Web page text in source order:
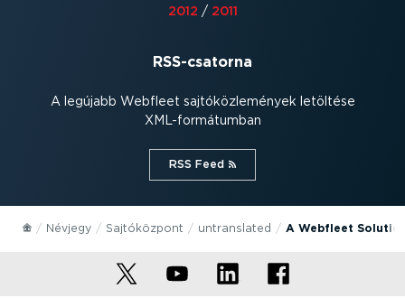
2012 / 2011
RSS-csa­torna
A legújabb Webfleet sajtó­köz­le­mények letöltése
XML-for­má­tumban
RSS Feed⁠
Névjegy Sajtó­központ untranslated A Webfleet